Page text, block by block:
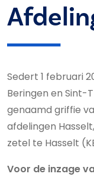
Sedert 1 februari
Beringen en Sint-
genaamd griffie
afdelingen
zetel te Hasselt
Voor de inzage